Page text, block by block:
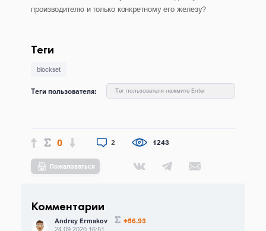
производителю и только конкретному его железу?
Теги
blockset
Теги пользователя: Тег пользователя нажмите Enter
0 2 1243
Пожаловаться
Комментарии
Andrey Ermakov +56.93
24.09.2020 16:51